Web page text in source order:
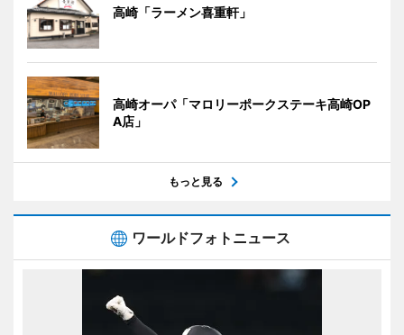
高崎「ラーメン喜重軒」
高崎オーパ「マロリーポークステーキ高崎OP
A店」
もっと見る
ワールドフォトニュース